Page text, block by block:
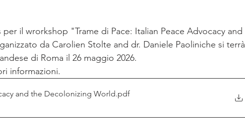
il wrorkshop "Trame di Pace: Italian Peace Advocacy and
da Carolien Stolte and dr. Daniele Paoliniche si terrà
di Roma il 26 maggio 2026.
informazioni.
and the Decolonizing World.pdf